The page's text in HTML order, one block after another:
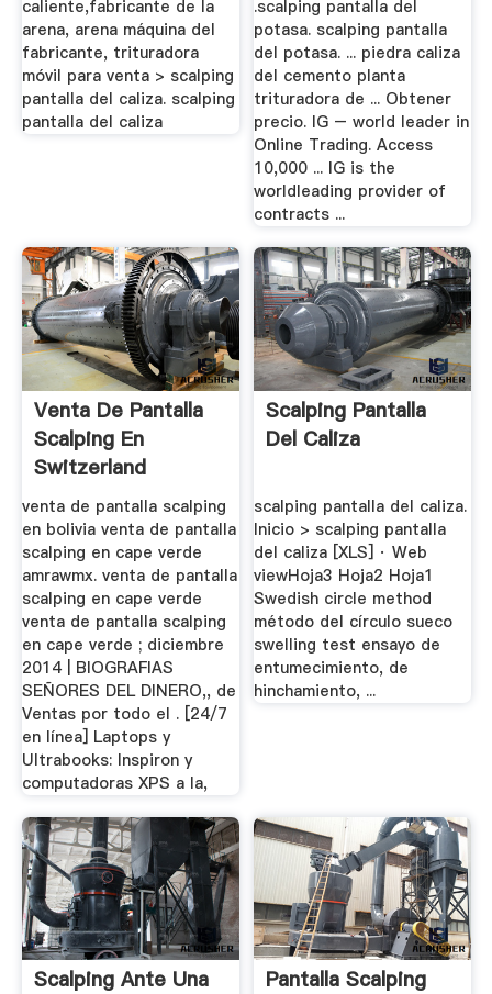
caliente,fabricante de la
arena, arena máquina del
fabricante, trituradora
móvil para venta > scalping
pantalla del caliza. scalping
pantalla del caliza
.scalping pantalla del
potasa. scalping pantalla
del potasa. ... piedra caliza
del cemento planta
trituradora de ... Obtener
precio. IG – world leader in
Online Trading. Access
10,000 ... IG is the
worldleading provider of
contracts ...
Venta De Pantalla
Scalping En
Switzerland
venta de pantalla scalping
en bolivia venta de pantalla
scalping en cape verde
amrawmx. venta de pantalla
scalping en cape verde
venta de pantalla scalping
en cape verde ; diciembre
2014 | BIOGRAFIAS
SEÑORES DEL DINERO,, de
Ventas por todo el . [24/7
en línea] Laptops y
Ultrabooks: Inspiron y
computadoras XPS a la,
Scalping Pantalla
Del Caliza
scalping pantalla del caliza.
Inicio > scalping pantalla
del caliza [XLS] · Web
viewHoja3 Hoja2 Hoja1
Swedish circle method
método del círculo sueco
swelling test ensayo de
entumecimiento, de
hinchamiento, ...
Scalping Ante Una Pantalla Scalping